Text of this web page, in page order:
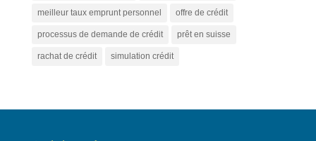
meilleur taux emprunt personnel offre de crédit
processus de demande de crédit prêt en suisse
rachat de crédit simulation crédit